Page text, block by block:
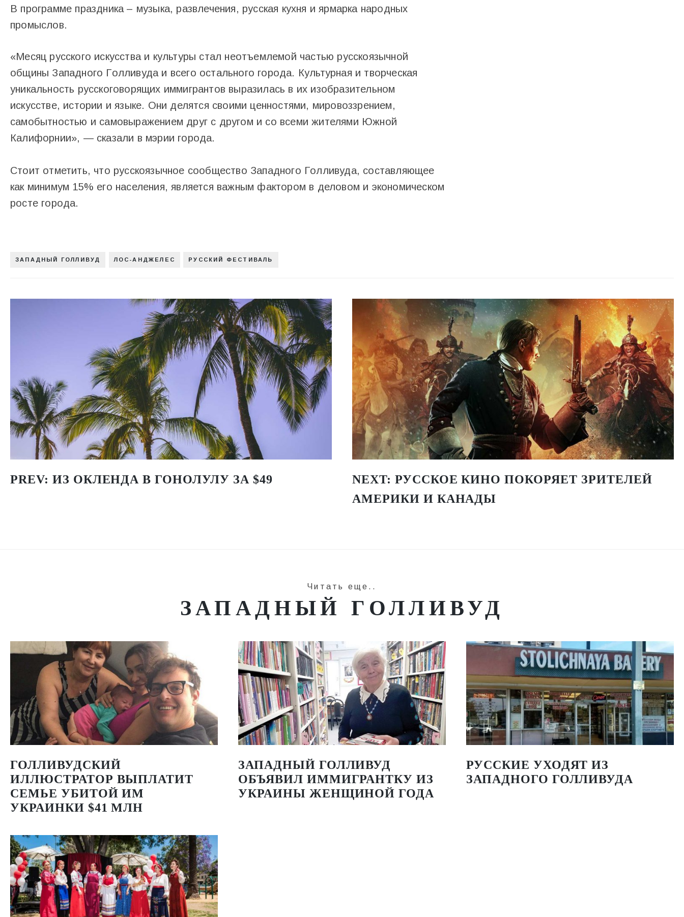
В программе праздника – музыка, развлечения, русская кухня и ярмарка народных
промыслов.
«Месяц русского искусства и культуры стал неотъемлемой частью русскоязычной
общины Западного Голливуда и всего остального города. Культурная и творческая
уникальность русскоговорящих иммигрантов выразилась в их изобразительном
искусстве, истории и языке. Они делятся своими ценностями, мировоззрением,
самобытностью и самовыражением друг с другом и со всеми жителями Южной
Калифорнии», — сказали в мэрии города.
Стоит отметить, что русскоязычное сообщество Западного Голливуда, составляющее
как минимум 15% его населения, является важным фактором в деловом и экономическом
росте города.
ЗАПАДНЫЙ ГОЛЛИВУД ЛОС-АНДЖЕЛЕС РУССКИЙ ФЕСТИВАЛЬ
PREV: ИЗ ОКЛЕНДА В ГОНОЛУЛУ ЗА $49 NEXT: РУССКОЕ КИНО ПОКОРЯЕТ ЗРИТЕЛЕЙ
АМЕРИКИ И КАНАДЫ
Читать еще..
ЗАПАДНЫЙ ГОЛЛИВУД
ГОЛЛИВУДСКИЙ
ИЛЛЮСТРАТОР ВЫПЛАТИТ
СЕМЬЕ УБИТОЙ ИМ
УКРАИНКИ $41 МЛН
ЗАПАДНЫЙ ГОЛЛИВУД
ОБЪЯВИЛ ИММИГРАНТКУ ИЗ
УКРАИНЫ ЖЕНЩИНОЙ ГОДА
РУССКИЕ УХОДЯТ ИЗ
ЗАПАДНОГО ГОЛЛИВУДА